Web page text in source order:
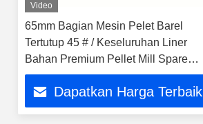
Video
65mm Bagian Mesin Pelet Barel
Tertutup 45 # / Keseluruhan Liner
Bahan Premium Pellet Mill Spare
Part
Dapatkan Harga Terbaik